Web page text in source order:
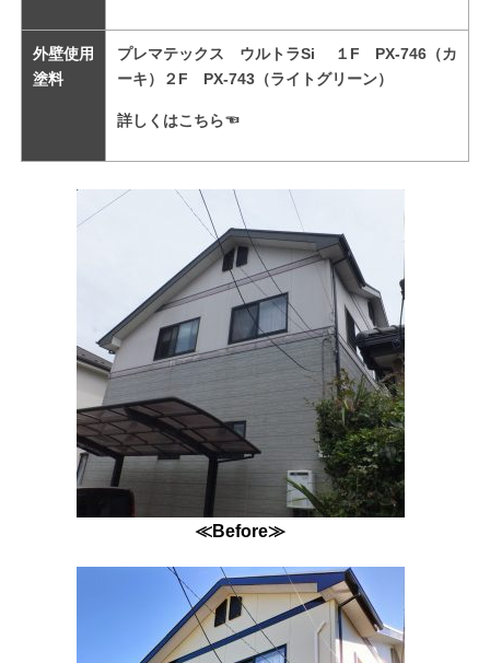
外壁使用
塗料
プレマテックス ウルトラSi １F PX-746（カ
ーキ）２F PX-743（ライトグリーン）
詳しくはこちら☜
≪Before≫